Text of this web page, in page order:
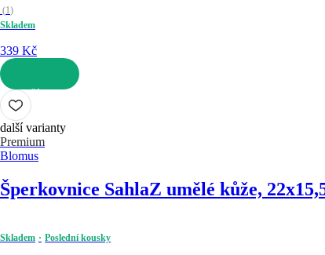
(1)
Skladem
339 Kč
DO KOŠÍKU
další varianty
Premium
Blomus
Šperkovnice SahlaZ umělé kůže,
Skladem Poslední kousky